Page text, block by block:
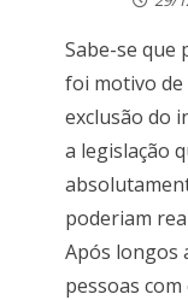
Sabe-se que
foi motivo de
exclusão do
a legislação
poderiam
Após longos
pessoas